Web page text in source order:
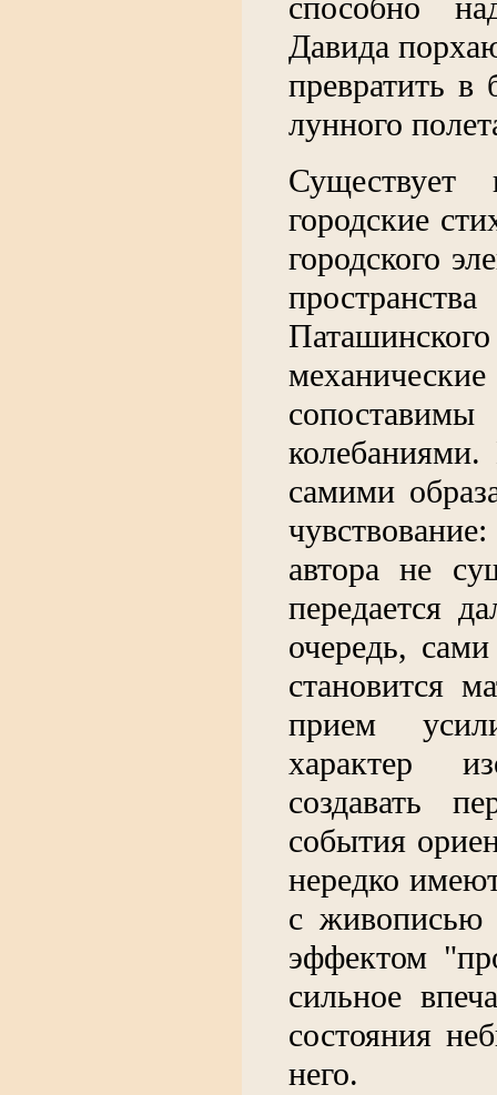
способно
Давида
превратить в
лунного
Существует
городские
городского
колебаниями.
самими
автора не
передается
очередь,
становится
прием
характер
создавать
события
нередко
с живописью
эффектом
сильное
состояния
него.